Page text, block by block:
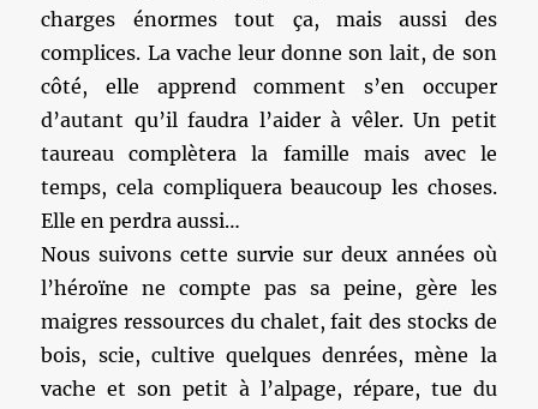
charges énormes tout ça, mais aussi des
complices. La vache leur donne son lait, de son
côté, elle apprend comment s’en occuper
d’autant qu’il faudra l’aider à vêler. Un petit
taureau complètera la famille mais avec le
temps, cela compliquera beaucoup les choses.
Elle en perdra aussi…
Nous suivons cette survie sur deux années où
l’héroïne ne compte pas sa peine, gère les
maigres ressources du chalet, fait des stocks de
bois, scie, cultive quelques denrées, mène la
vache et son petit à l’alpage, répare, tue du